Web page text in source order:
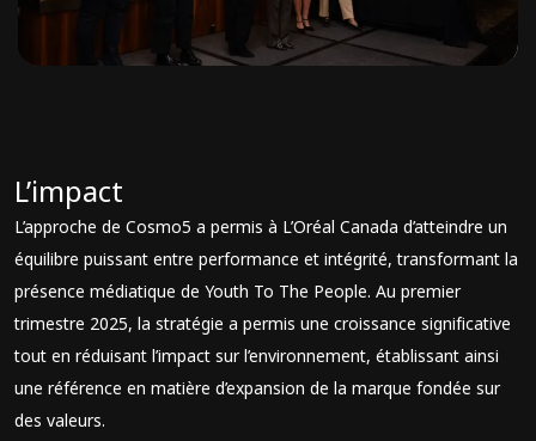
L’impact
L’approche de Cosmo5 a permis à L’Oréal Canada d’atteindre un
équilibre puissant entre performance et intégrité, transformant la
présence médiatique de Youth To The People. Au premier
trimestre 2025, la stratégie a permis une croissance significative
tout en réduisant l’impact sur l’environnement, établissant ainsi
une référence en matière d’expansion de la marque fondée sur
des valeurs.